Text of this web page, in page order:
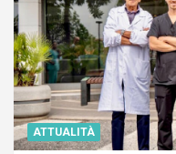
ATTUALITÀ